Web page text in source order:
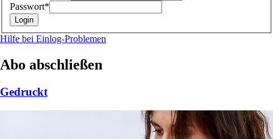
Passwort*
Hilfe bei Einlog-Problemen
Abo abschließen
Gedruckt